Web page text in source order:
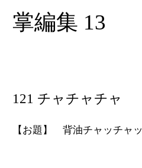
掌編集 13
121 チャチャチャ
【お題】 背油チャッチャッ